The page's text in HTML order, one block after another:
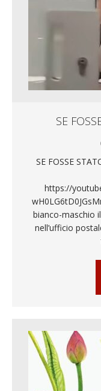
SE
SE FOSSE
https://
bianco-maschio
nell’ufficio